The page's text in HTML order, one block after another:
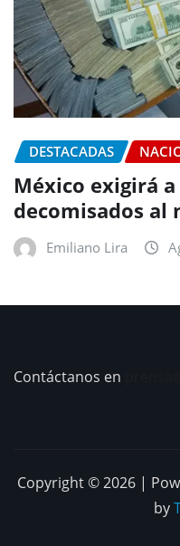
DESTACADAS
México exigirá
decomisados al
Emiliano Lira
Contáctanos en
Copyright © 2026 |
by